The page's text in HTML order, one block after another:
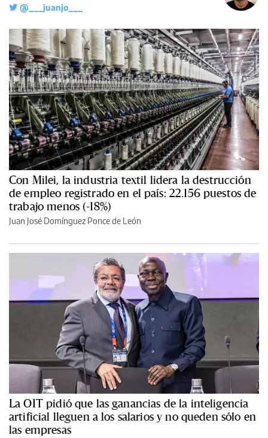
@___juanjo___
Con Milei, la industria textil lidera la destrucción
de empleo registrado en el país: 22.156 puestos de
trabajo menos (-18%)
Juan José Domínguez Ponce de León
La OIT pidió que las ganancias de la inteligencia
artificial lleguen a los salarios y no queden sólo en
las empresas